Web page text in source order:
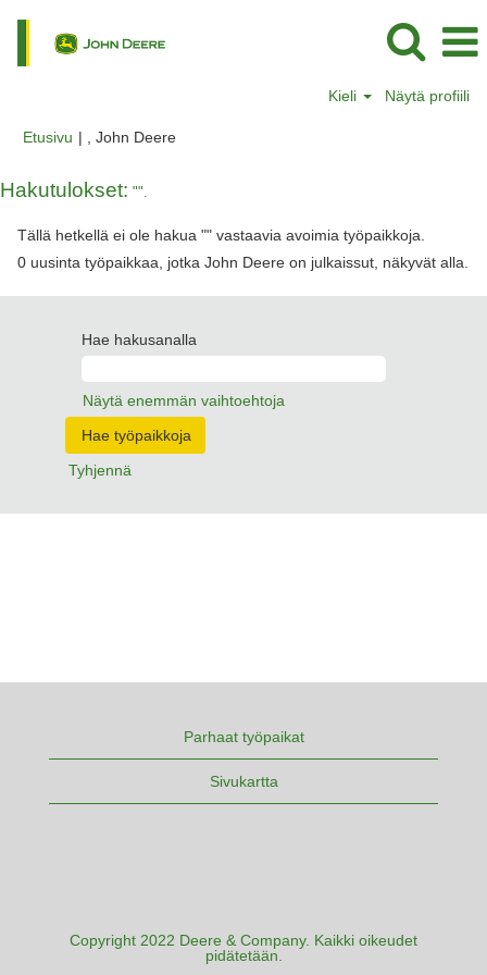
Kieli Näytä profiili
Etusivu | , John Deere(nykyinen
Hakutulokset: "".
Tällä hetkellä ei ole hakua "" vastaavia avoimia työpaikkoja.
0 uusinta työpaikkaa, jotka John Deere on julkaissut, näkyvät alla.
Hae hakusanalla
Näytä enemmän vaihtoehtoja
Tyhjennä
Parhaat työpaikat
Sivukartta
Copyright 2022 Deere & Company. Kaikki oikeudet
pidätetään.